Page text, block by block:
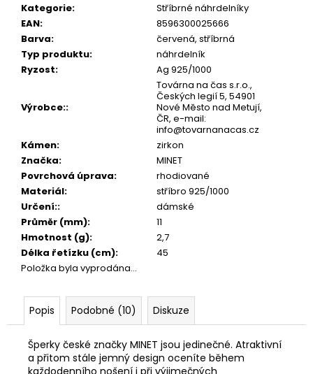
Kategorie:
Stříbrné náhrdelníky
EAN:
8596300025666
Barva:
červená, stříbrná
Typ produktu:
náhrdelník
Ryzost: Ag 925/1000
Výrobce::
Továrna na čas s.r.o.,
Českých legií 5, 54901
Nové Město nad Metují,
ČR, e-mail:
info@tovarnanacas.cz
Kámen:
zirkon
Značka:
MINET
Povrchová úprava:
rhodiované
Materiál:
stříbro 925/1000
Určení::
dámské
Průměr (mm):
11
Hmotnost (g):
2,7
Délka řetízku (cm):
45
Položka byla vyprodána…
Popis Podobné (10) Diskuze
Šperky české značky MINET jsou jedinečné. Atraktivní
a přitom stále jemný design oceníte během
každodenního nošení i při výjimečných
u
č
u
m